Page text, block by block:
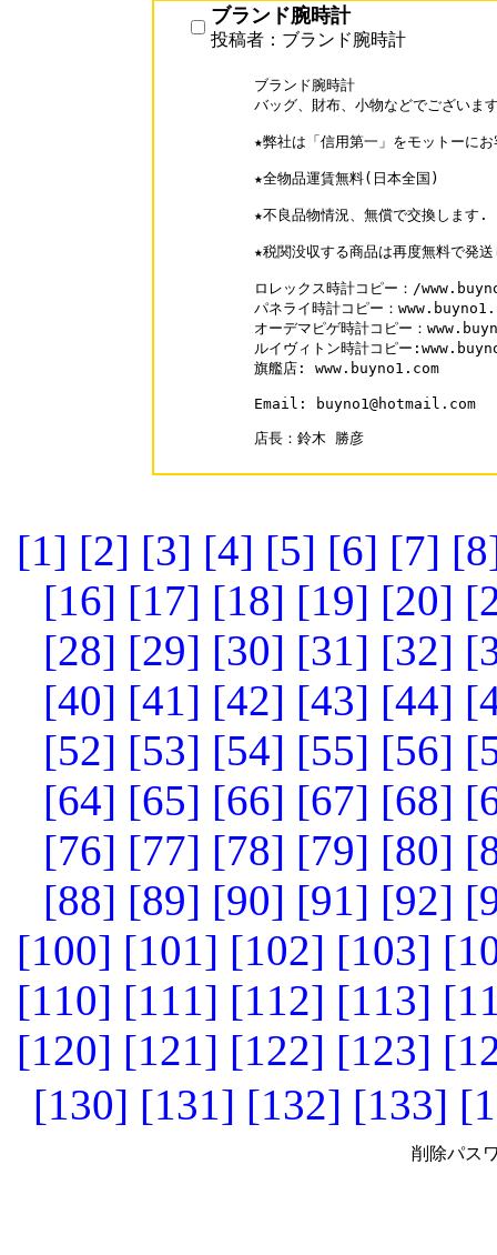
ブランド腕時計
投稿者：ブランド腕時計
ブランド腕時計
バッグ、財布、小物などでございま
★弊社は「信用第一」をモットーに
★全物品運賃無料(日本全国)
★不良品物情況、無償で交換します.
★税関没収する商品は再度無料で発
ロレックス時計コピー：/
パネライ時計コピー：
オーデマピゲ時計コピー：
ルイヴィトン時計コピー
旗艦店: www.buyno1.com
Email: buyno1@hotmail.com
店長：鈴木 勝彦
[1] [2] [3] [4] [5] [6] [7]
[16] [17] [18] [19] [20]
[28] [29] [30] [31] [32]
[40] [41] [42] [43] [44]
[52] [53] [54] [55] [56]
[64] [65] [66] [67] [68]
[76] [77] [78] [79] [80]
[88] [89] [90] [91] [92]
[100] [101] [102] [103]
[110] [111] [112] [113]
[120] [121] [122] [123]
[130] [131] [132] [133]
削除パス